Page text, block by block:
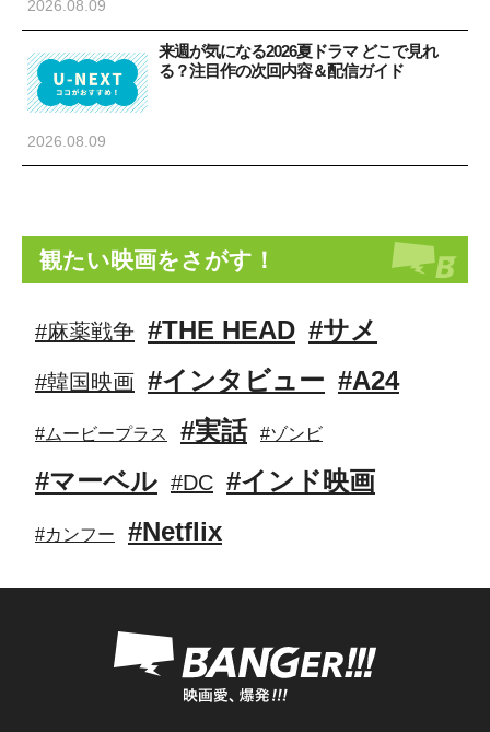
2026.08.09
来週が気になる2026夏ドラマ どこで見れ
る？注目作の次回内容＆配信ガイド
2026.08.09
観たい映画をさがす！
#麻薬戦争 #THE HEAD #サメ
#韓国映画 #インタビュー #A24
#ムービープラス #実話 #ゾンビ
#マーベル #DC #インド映画
#カンフー #Netflix